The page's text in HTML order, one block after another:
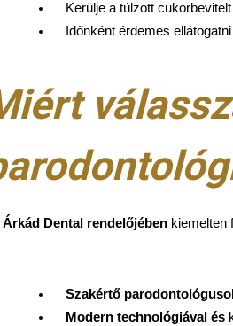
Kerülje a túlzott
Időnként érdemes
Árkád Dental rendelőjében kiemelten
Szakértő
Modern technológiával és